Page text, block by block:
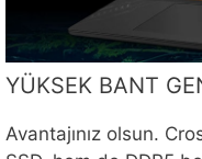
YÜKSEK BANT
Avantajınız olsun.